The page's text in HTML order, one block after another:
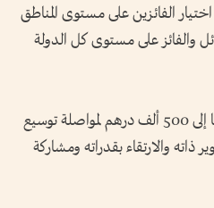
الفائزين على مستوى المناطق
والفائز على مستوى كل الدولة
ويحصل الفائز بلقب تحدي القراءة العربي على جائزة تصل قيمتها إلى 500 ألف درهم لمواصلة توسيع
ذاته والارتقاء بقدراته ومشاركة